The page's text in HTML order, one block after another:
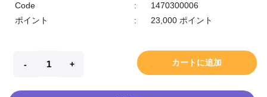
Code :
1470300006
ポイント
: 23,000 ポイント
カートに追加